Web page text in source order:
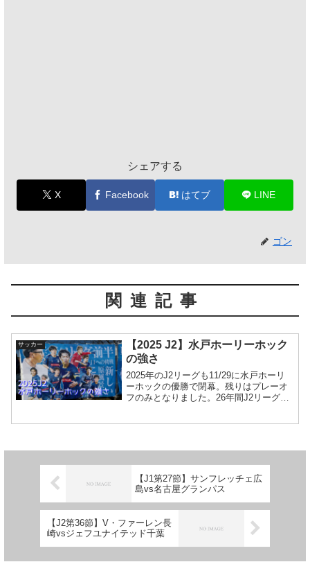
シェアする
X Facebook はてブ LINE
ゴン
関連記事
サッカー
【2025 J2】水戸ホーリーホック
の強さ
2025年のJ2リーグも11/29に水戸ホーリ
ーホックの優勝で閉幕。残りはプレーオ
フのみとなりました。26年間J2リーグに
【J1第27節】サンフレッチェ広
島vs名古屋グランパス
【J2第36節】V・ファーレン長
崎vsジェフユナイテッド千葉